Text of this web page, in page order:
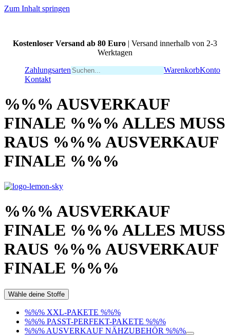
Zum Inhalt springen
Kostenloser Versand ab 80 Euro | Versand innerhalb von 2-3
Werktagen
Zahlungsarten
WarenkorbKonto
Kontakt
%%% AUSVERKAUF
FINALE %%% ALLES MUSS
RAUS %%% AUSVERKAUF
FINALE %%%
%%% AUSVERKAUF
FINALE %%% ALLES MUSS
RAUS %%% AUSVERKAUF
FINALE %%%
Wähle deine Stoffe
%%% XXL-PAKETE %%%
%%% PASST-PERFEKT-PAKETE %%%
%%% AUSVERKAUF NÄHZUBEHÖR %%%